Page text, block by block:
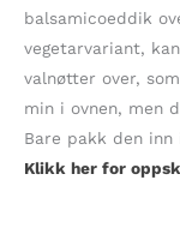
balsamicoeddik
vegetarvariant,
valnøtter over,
min i ovnen, men
Bare pakk den
Klikk her for